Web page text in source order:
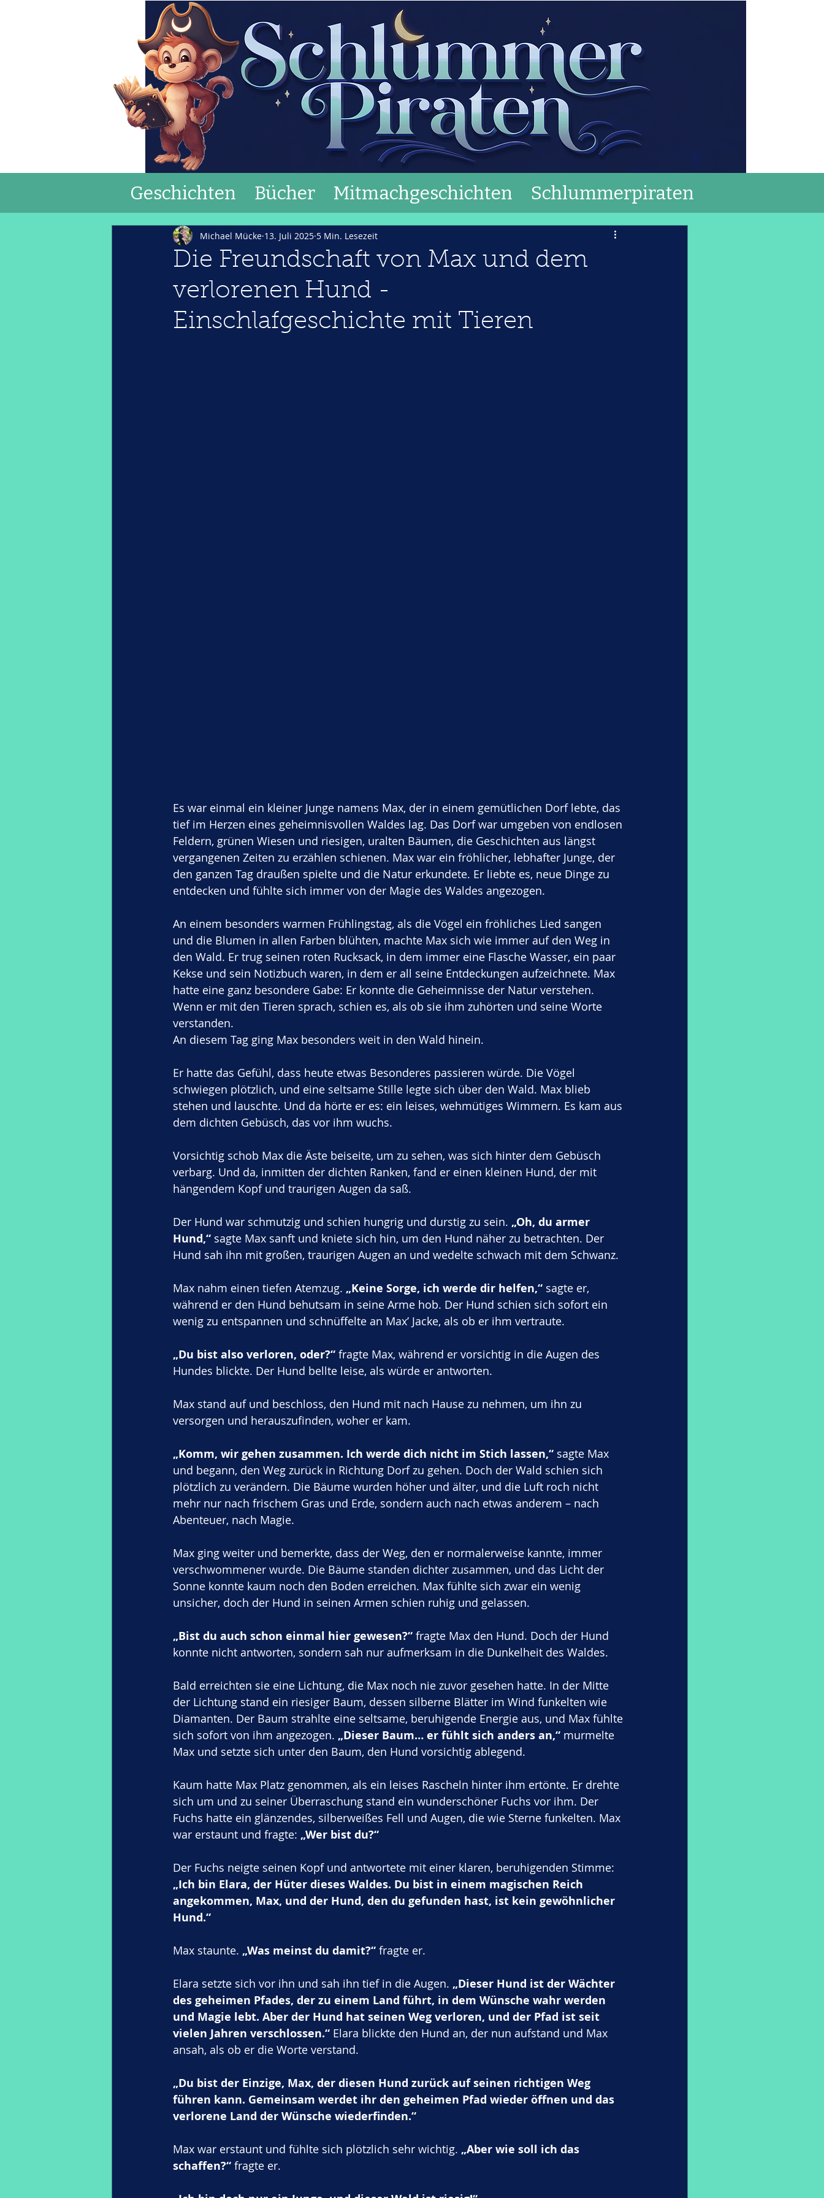
Geschichten Bücher Mitmachgeschichten Schlummerpiraten
Die Freundschaft von Max und dem
verlorenen Hund -
Einschlafgeschichte mit Tieren
Michael Mücke 13. Juli 2025 5 Min. Lesezeit
Es war einmal ein kleiner Junge namens Max, der in einem gemütlichen Dorf lebte, das
tief im Herzen eines geheimnisvollen Waldes lag. Das Dorf war umgeben von endlosen
Feldern, grünen Wiesen und riesigen, uralten Bäumen, die Geschichten aus längst
vergangenen Zeiten zu erzählen schienen. Max war ein fröhlicher, lebhafter Junge, der
den ganzen Tag draußen spielte und die Natur erkundete. Er liebte es, neue Dinge zu
entdecken und fühlte sich immer von der Magie des Waldes angezogen.
An einem besonders warmen Frühlingstag, als die Vögel ein fröhliches Lied sangen
und die Blumen in allen Farben blühten, machte Max sich wie immer auf den Weg in
den Wald. Er trug seinen roten Rucksack, in dem immer eine Flasche Wasser, ein paar
Kekse und sein Notizbuch waren, in dem er all seine Entdeckungen aufzeichnete. Max
hatte eine ganz besondere Gabe: Er konnte die Geheimnisse der Natur verstehen.
Wenn er mit den Tieren sprach, schien es, als ob sie ihm zuhörten und seine Worte
verstanden.
An diesem Tag ging Max besonders weit in den Wald hinein.
Er hatte das Gefühl, dass heute etwas Besonderes passieren würde. Die Vögel
schwiegen plötzlich, und eine seltsame Stille legte sich über den Wald. Max blieb
stehen und lauschte. Und da hörte er es: ein leises, wehmütiges Wimmern. Es kam aus
dem dichten Gebüsch, das vor ihm wuchs.
Vorsichtig schob Max die Äste beiseite, um zu sehen, was sich hinter dem Gebüsch
verbarg. Und da, inmitten der dichten Ranken, fand er einen kleinen Hund, der mit
hängendem Kopf und traurigen Augen da saß.
Der Hund war schmutzig und schien hungrig und durstig zu sein. „Oh, du armer
Hund,“ sagte Max sanft und kniete sich hin, um den Hund näher zu betrachten. Der
Hund sah ihn mit großen, traurigen Augen an und wedelte schwach mit dem Schwanz.
Max nahm einen tiefen Atemzug. „Keine Sorge, ich werde dir helfen,“ sagte er,
während er den Hund behutsam in seine Arme hob. Der Hund schien sich sofort ein
wenig zu entspannen und schnüffelte an Max’ Jacke, als ob er ihm vertraute.
„Du bist also verloren, oder?“ fragte Max, während er vorsichtig in die Augen des
Hundes blickte. Der Hund bellte leise, als würde er antworten.
Max stand auf und beschloss, den Hund mit nach Hause zu nehmen, um ihn zu
versorgen und herauszufinden, woher er kam.
„Komm, wir gehen zusammen. Ich werde dich nicht im Stich lassen,“ sagte Max
und begann, den Weg zurück in Richtung Dorf zu gehen. Doch der Wald schien sich
plötzlich zu verändern. Die Bäume wurden höher und älter, und die Luft roch nicht
mehr nur nach frischem Gras und Erde, sondern auch nach etwas anderem – nach
Abenteuer, nach Magie.
Max ging weiter und bemerkte, dass der Weg, den er normalerweise kannte, immer
verschwommener wurde. Die Bäume standen dichter zusammen, und das Licht der
Sonne konnte kaum noch den Boden erreichen. Max fühlte sich zwar ein wenig
unsicher, doch der Hund in seinen Armen schien ruhig und gelassen.
„Bist du auch schon einmal hier gewesen?“ fragte Max den Hund. Doch der Hund
konnte nicht antworten, sondern sah nur aufmerksam in die Dunkelheit des Waldes.
Bald erreichten sie eine Lichtung, die Max noch nie zuvor gesehen hatte. In der Mitte
der Lichtung stand ein riesiger Baum, dessen silberne Blätter im Wind funkelten wie
Diamanten. Der Baum strahlte eine seltsame, beruhigende Energie aus, und Max fühlte
sich sofort von ihm angezogen. „Dieser Baum… er fühlt sich anders an,“ murmelte
Max und setzte sich unter den Baum, den Hund vorsichtig ablegend.
Kaum hatte Max Platz genommen, als ein leises Rascheln hinter ihm ertönte. Er drehte
sich um und zu seiner Überraschung stand ein wunderschöner Fuchs vor ihm. Der
Fuchs hatte ein glänzendes, silberweißes Fell und Augen, die wie Sterne funkelten. Max
war erstaunt und fragte: „Wer bist du?“
Der Fuchs neigte seinen Kopf und antwortete mit einer klaren, beruhigenden Stimme:
„Ich bin Elara, der Hüter dieses Waldes. Du bist in einem magischen Reich
angekommen, Max, und der Hund, den du gefunden hast, ist kein gewöhnlicher
Hund.“
Max staunte. „Was meinst du damit?“ fragte er.
Elara setzte sich vor ihn und sah ihn tief in die Augen. „Dieser Hund ist der Wächter
des geheimen Pfades, der zu einem Land führt, in dem Wünsche wahr werden
und Magie lebt. Aber der Hund hat seinen Weg verloren, und der Pfad ist seit
vielen Jahren verschlossen.“ Elara blickte den Hund an, der nun aufstand und Max
ansah, als ob er die Worte verstand.
„Du bist der Einzige, Max, der diesen Hund zurück auf seinen richtigen Weg
führen kann. Gemeinsam werdet ihr den geheimen Pfad wieder öffnen und das
verlorene Land der Wünsche wiederfinden.“
Max war erstaunt und fühlte sich plötzlich sehr wichtig. „Aber wie soll ich das
schaffen?“ fragte er.